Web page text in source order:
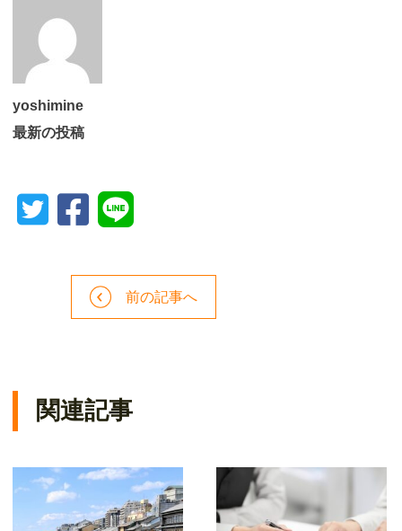
yoshimine
最新の投稿
前の記事へ
関連記事